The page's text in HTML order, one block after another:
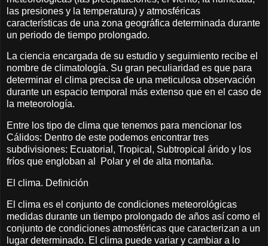
las presiones y la temperatura) y atmosféricas
características de una zona geográfica determinada durante
un periodo de tiempo prolongado.
La ciencia encargada de su estudio y seguimiento recibe el
nombre de climatología. Su gran peculiaridad es que para
determinar el clima precisa de una meticulosa observación
durante un espacio temporal más extenso que en el caso de
la meteorología.
Entre los tipo de clima que tenemos para mencionar los
Cálidos: Dentro de este podemos encontrar tres
subdivisiones: Ecuatorial, Tropical, Subtropical árido y los
fríos que engloban al Polar y el de alta montaña.
El clima. Definición
El clima es el conjunto de condiciones meteorológicas
medidas durante un tiempo prolongado de años así como el
conjunto de condiciones atmosféricas que caracterizan a un
lugar determinado. El clima puede variar y cambiar a lo